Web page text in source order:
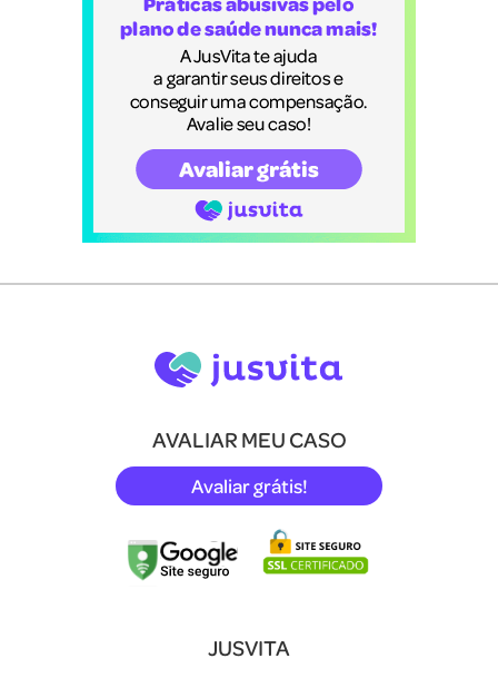
AVALIAR MEU CASO
Avaliar grátis!
JUSVITA